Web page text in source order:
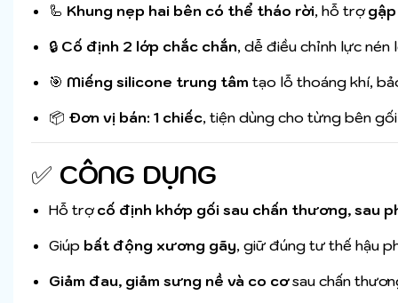
🦾 Khung nẹp hai bên có thể tháo rời, hỗ trợ
🔒 Cố định 2 lớp chắc chắn, dễ điều chỉnh lực nén
🎯 Miếng silicone trung tâm tạo lỗ thoáng khí,
📦 Đơn vị bán: 1 chiếc, tiện dùng cho từng bên gối
✅ CÔNG DỤNG
Hỗ trợcố định khớp gối sau chấn thương, sau
Giúp bất động xương gãy, giữ đúng tư thế hậu
Giảm đau, giảm sưng nề và co cơsau chấn